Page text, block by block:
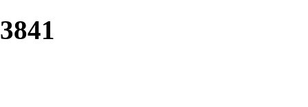
3841